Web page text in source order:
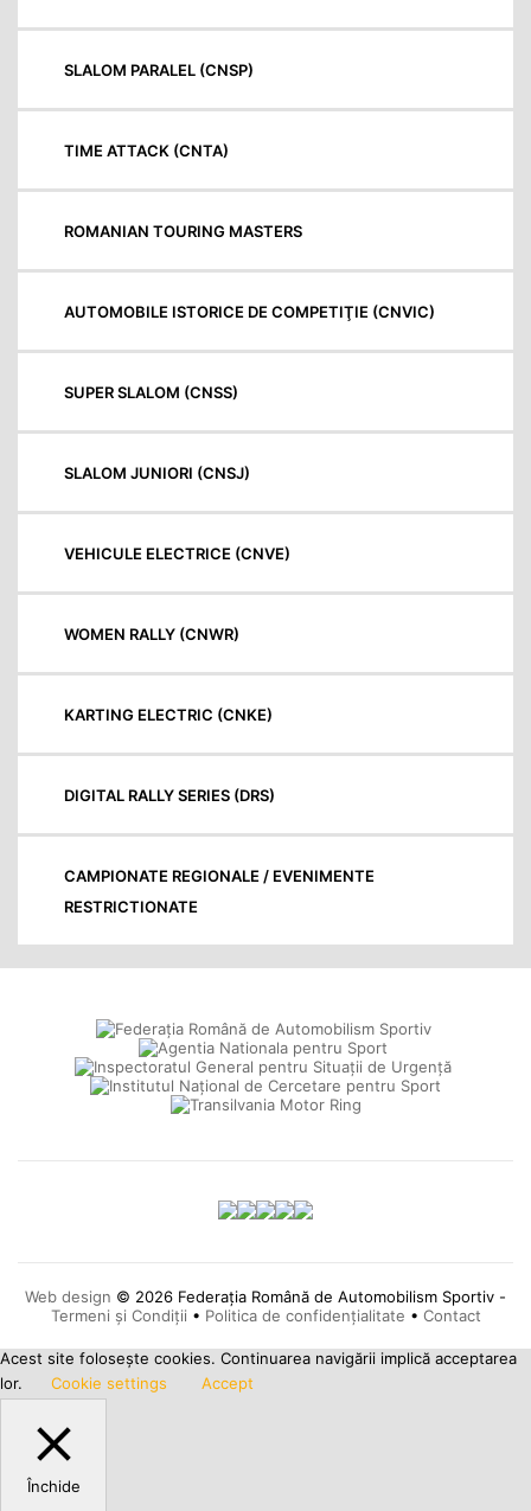
SLALOM PARALEL (CNSP)
TIME ATTACK (CNTA)
ROMANIAN TOURING MASTERS
AUTOMOBILE ISTORICE DE COMPETIŢIE (CNVIC)
SUPER SLALOM (CNSS)
SLALOM JUNIORI (CNSJ)
VEHICULE ELECTRICE (CNVE)
WOMEN RALLY (CNWR)
KARTING ELECTRIC (CNKE)
DIGITAL RALLY SERIES (DRS)
CAMPIONATE REGIONALE / EVENIMENTE
RESTRICTIONATE
Web design © 2026 Federația Română de Automobilism Sportiv -
Termeni și Condiții • Politica de confidențialitate • Contact
Acest site foloseşte cookies. Continuarea navigării implică acceptarea
lor.
Cookie settings Accept
Închide